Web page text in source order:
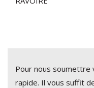
Pour nous soumettre
rapide. Il vous suffit